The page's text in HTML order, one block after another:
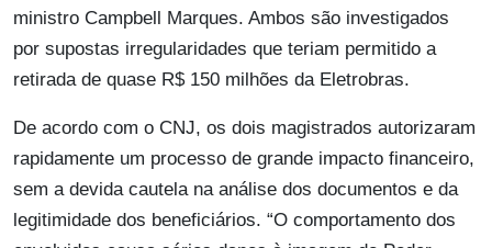
ministro Campbell Marques. Ambos são investigados
por supostas irregularidades que teriam permitido a
retirada de quase R$ 150 milhões da Eletrobras.
De acordo com o CNJ, os dois magistrados autorizaram
rapidamente um processo de grande impacto financeiro,
sem a devida cautela na análise dos documentos e da
legitimidade dos beneficiários. “O comportamento dos